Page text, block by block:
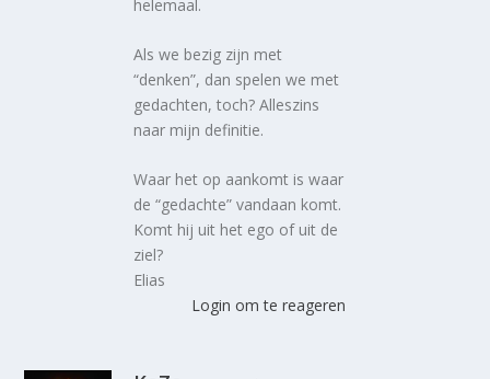
helemaal.
Als we bezig zijn met
“denken”, dan spelen we met
gedachten, toch? Alleszins
naar mijn definitie.
Waar het op aankomt is waar
de “gedachte” vandaan komt.
Komt hij uit het ego of uit de
ziel?
Elias
Login om te reageren